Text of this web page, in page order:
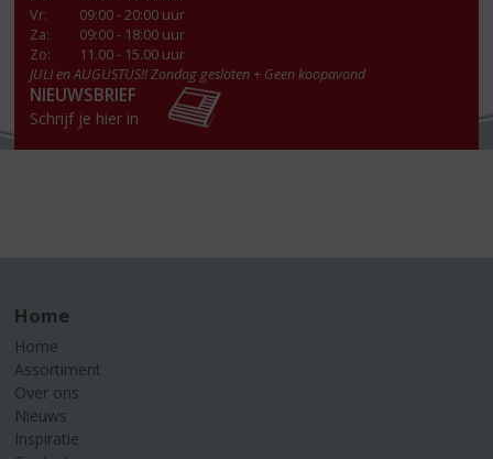
Vr:
09:00 - 20:00 uur
Za:
09:00 - 18:00 uur
Zo:
11.00 - 15.00 uur
JULI en AUGUSTUS!! Zondag gesloten + Geen koopavond
NIEUWSBRIEF
Schrijf je hier in
Home
Home
Assortiment
Over ons
Nieuws
Inspiratie